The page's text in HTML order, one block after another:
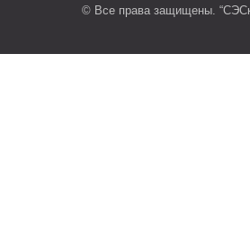
© Все права защищены.